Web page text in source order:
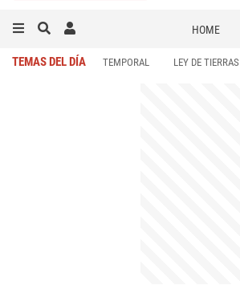
HOME
TEMAS DEL DÍA TEMPORAL LEY DE TIERRAS